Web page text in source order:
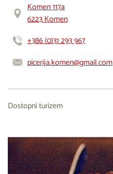
Komen 117a
6223 Komen
+386 (0)31 293 967
picerija.komen@gmail.com
Dostopni turizem